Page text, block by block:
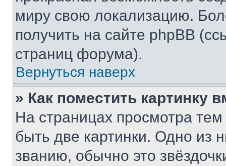
миру свою локализацию.
получить на сайте phpBB
страниц форума).
Вернуться наверх
» Как поместить картинку
На страницах просмотра
быть две картинки. Одно из
званию, обычно это